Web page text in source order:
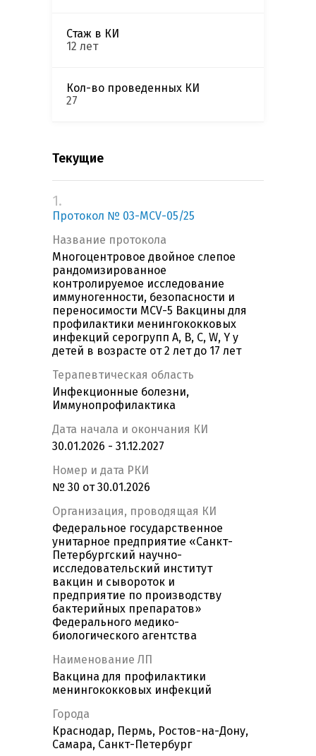
Стаж в КИ
12 лет
Кол-во проведенных КИ
27
Текущие
1.
Протокол № 03-MCV-05/25
Название протокола
Многоцентровое двойное слепое
рандомизированное
контролируемое исследование
иммуногенности, безопасности и
переносимости MCV-5 Вакцины для
профилактики менингококковых
инфекций серогрупп А, B, C, W, Y у
детей в возрасте от 2 лет до 17 лет
Терапевтическая область
Инфекционные болезни,
Иммунопрофилактика
Дата начала и окончания КИ
30.01.2026 - 31.12.2027
Номер и дата РКИ
№ 30 от 30.01.2026
Организация, проводящая КИ
Федеральное государственное
унитарное предприятие «Санкт-
Петербургский научно-
исследовательский институт
вакцин и сывороток и
предприятие по производству
бактерийных препаратов»
Федерального медико-
биологического агентства
Наименование ЛП
Вакцина для профилактики
менингококковых инфекций
Города
Краснодар, Пермь, Ростов-на-Дону,
Самара, Санкт-Петербург